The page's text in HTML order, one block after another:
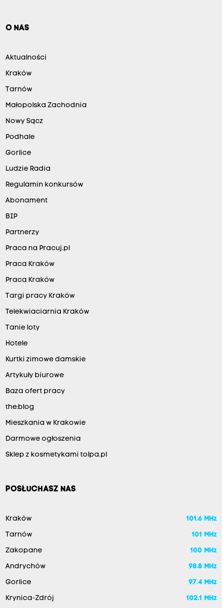
O NAS
Aktualności
Kraków
Tarnów
Małopolska Zachodnia
Nowy Sącz
Podhale
Gorlice
Ludzie Radia
Regulamin konkursów
Abonament
BIP
Partnerzy
Praca na Pracuj.pl
Praca Kraków
Praca Kraków
Targi pracy Kraków
Telekwiaciarnia Kraków
Tanie loty
Hotele
Kurtki zimowe damskie
Artykuły biurowe
Baza ofert pracy
the:blog
Mieszkania w Krakowie
Darmowe ogłoszenia
Sklep z kosmetykami tolpa.pl
POSŁUCHASZ NAS
Kraków 101.6 MHz
Tarnów 101 MHz
Zakopane 100 MHz
Andrychów 98.8 MHz
Gorlice 97.4 MHz
Krynica-Zdrój 102.1 MHz